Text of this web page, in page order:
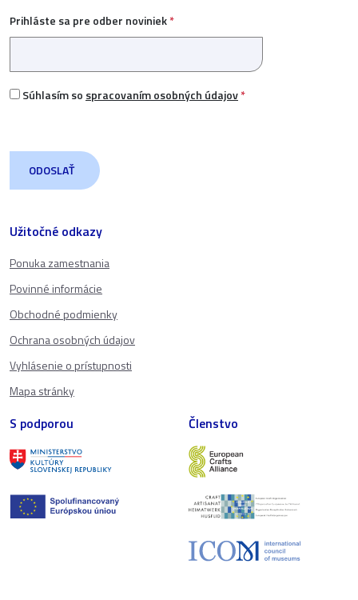
Užitočné odkazy
Ponuka zamestnania
Povinné informácie
Obchodné podmienky
Ochrana osobných údajov
Vyhlásenie o prístupnosti
Mapa stránky
Prihláste sa pre odber noviniek*
Súhlasím so spracovaním osobných údajov*
S podporou Členstvo